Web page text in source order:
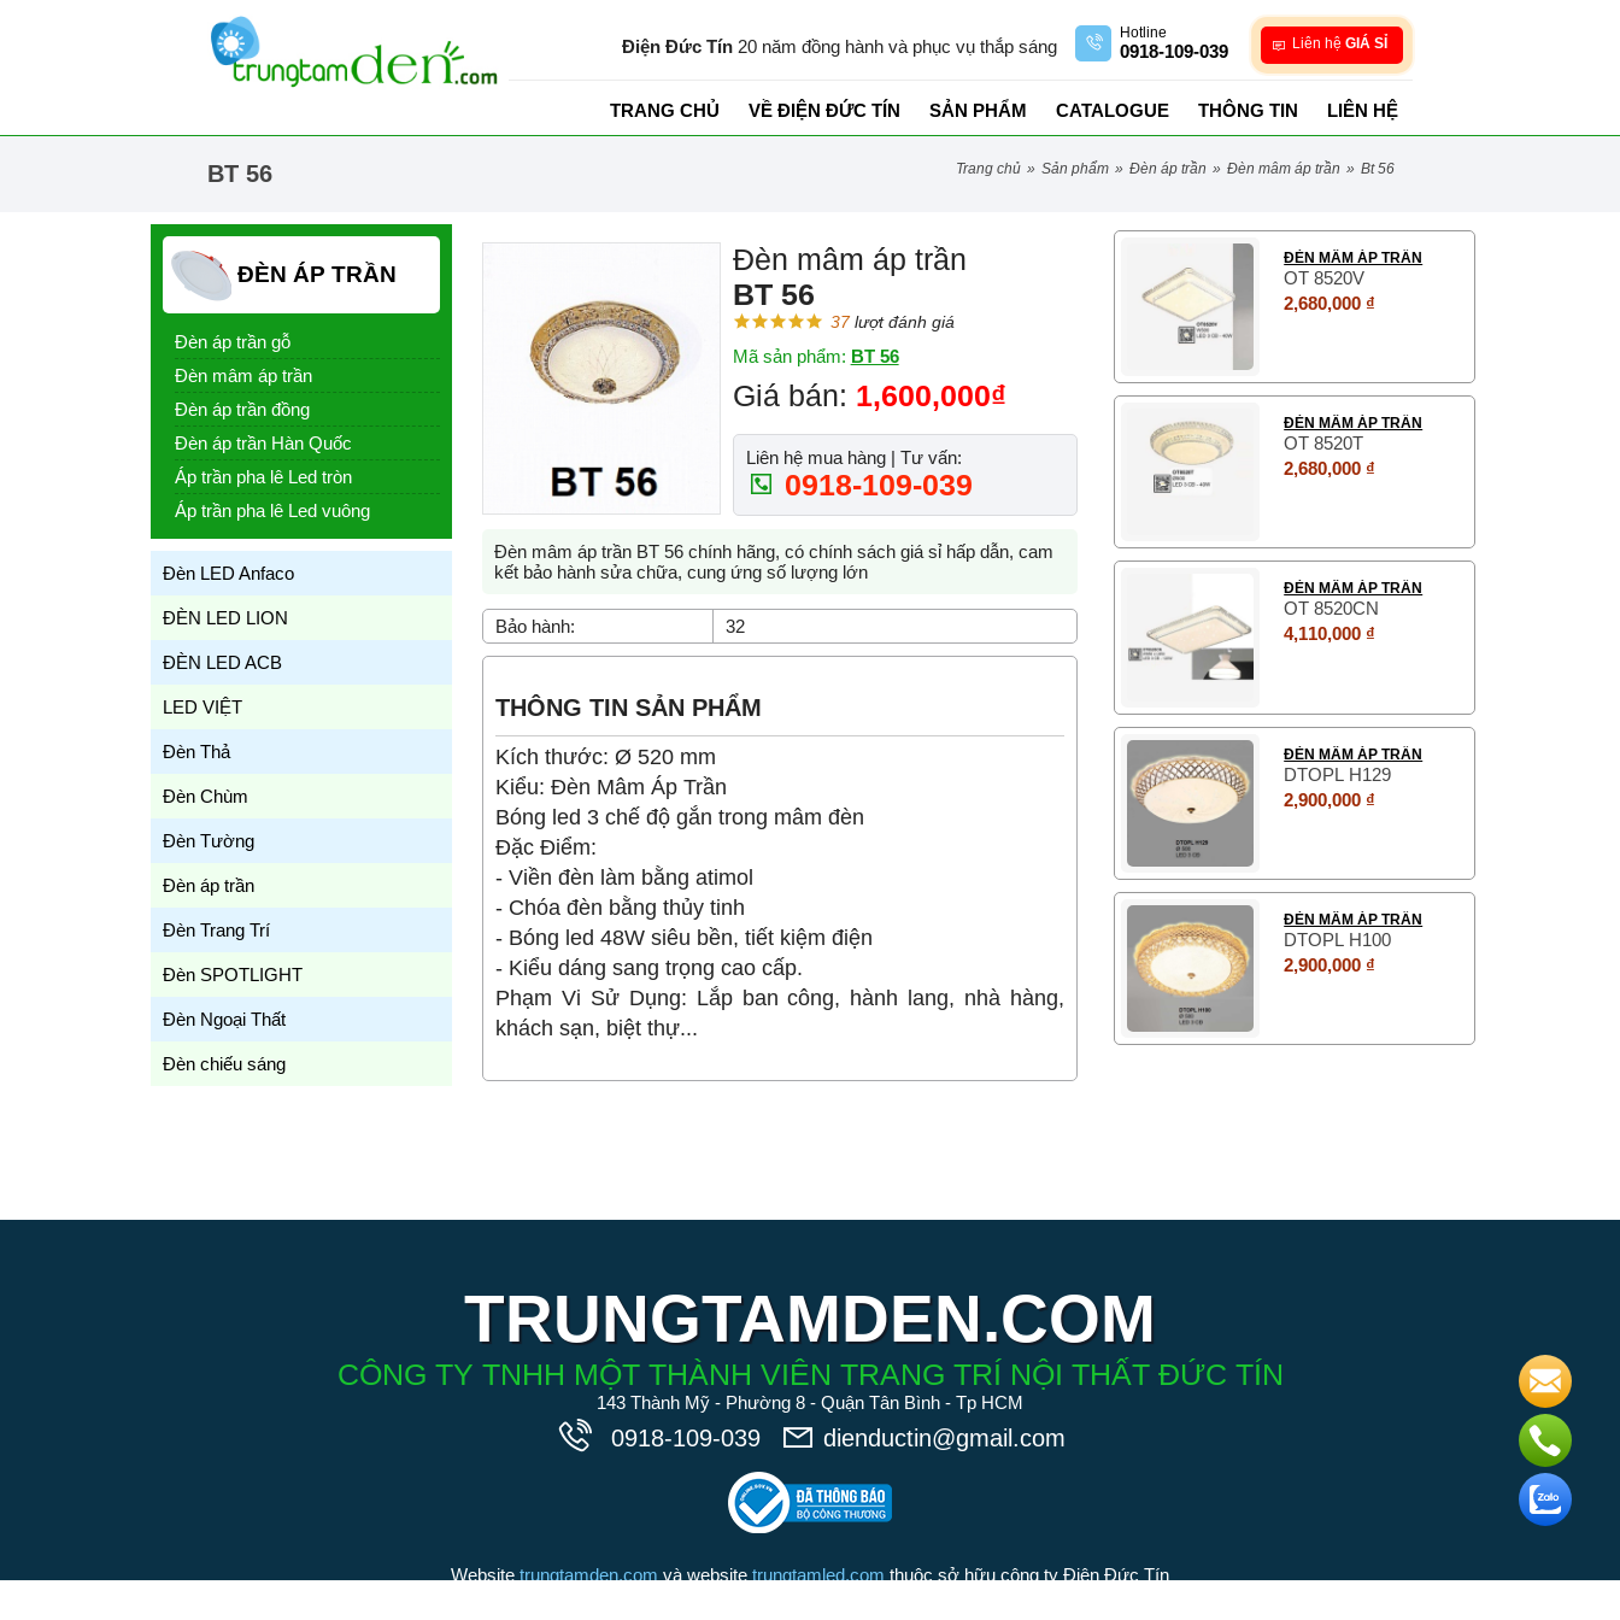
Điện Đức Tín 20 năm đồng hành và phục vụ thắp sáng
Hotline
0918-109-039 Liên hệ GIÁ SỈ
TRANG CHỦ VỀ ĐIỆN ĐỨC TÍN SẢN PHẨM CATALOGUE THÔNG TIN LIÊN HỆ
BT 56 trang chủ » sản phẩm » đèn áp trần » đèn mâm áp trần » bt 56
Đèn mâm áp trần
BT 56
37lượt đánh giá
Mã sản phẩm: BT 56
Giá bán: 1,600,000₫
Liên hệ mua hàng | Tư vấn:
0918-109-039
Đèn mâm áp trần BT 56 chính hãng, có chính sách giá sỉ hấp dẫn, cam
kết bảo hành sửa chữa, cung ứng số lượng lớn
Bảo hành: 32
THÔNG TIN SẢN PHẨM
Kích thước: Ø 520 mm
Kiểu: Đèn Mâm Áp Trần
Bóng led 3 chế độ gắn trong mâm đèn
Đặc Điểm:
- Viền đèn làm bằng atimol
- Chóa đèn bằng thủy tinh
- Bóng led 48W siêu bền, tiết kiệm điện
- Kiểu dáng sang trọng cao cấp.
Phạm Vi Sử Dụng: Lắp ban công, hành lang, nhà hàng,
khách sạn, biệt thự...
ĐÈN MÂM ÁP TRẦN
OT 8520V
2,680,000 ₫
ĐÈN MÂM ÁP TRẦN
OT 8520T
2,680,000 ₫
ĐÈN MÂM ÁP TRẦN
OT 8520CN
4,110,000 ₫
ĐÈN MÂM ÁP TRẦN
DTOPL H129
2,900,000 ₫
ĐÈN MÂM ÁP TRẦN
DTOPL H100
2,900,000 ₫
ĐÈN ÁP TRẦN
Đèn áp trần gỗ
Đèn mâm áp trần
Đèn áp trần đồng
Đèn áp trần Hàn Quốc
Áp trần pha lê Led tròn
Áp trần pha lê Led vuông
Đèn LED Anfaco
ĐÈN LED LION
ĐÈN LED ACB
LED VIỆT
Đèn Thả
Đèn Chùm
Đèn Tường
Đèn áp trần
Đèn Trang Trí
Đèn SPOTLIGHT
Đèn Ngoại Thất
Đèn chiếu sáng
TRUNGTAMDEN.COM
CÔNG TY TNHH MỘT THÀNH VIÊN TRANG TRÍ NỘI THẤT ĐỨC TÍN
143 Thành Mỹ - Phường 8 - Quận Tân Bình - Tp HCM
0918-109-039 dienductin@gmail.com
Website trungtamden.com và website trungtamled.com thuộc sở hữu công ty Điện Đức Tín